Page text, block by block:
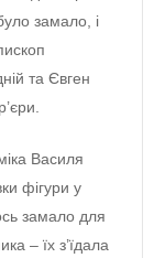
замало, і
та Євген
Василя
фігури у
замало для
– їх з’їдала